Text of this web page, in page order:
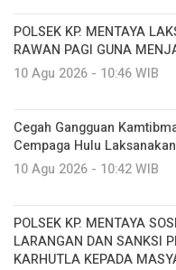
POLSEK KP. MENTAYA
RAWAN PAGI GUNA
10 Agu 2026 - 10:46 WIB
Cegah Gangguan
Cempaga Hulu
10 Agu 2026 - 10:42 WIB
POLSEK KP. MENTAYA
LARANGAN DAN SANKSI
KARHUTLA KEPADA